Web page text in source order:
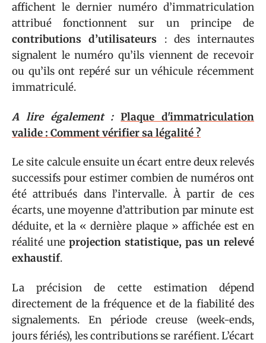
affichent le dernier numéro d’immatriculation
attribué fonctionnent sur un principe de
contributions d’utilisateurs : des internautes
signalent le numéro qu’ils viennent de recevoir
ou qu’ils ont repéré sur un véhicule récemment
immatriculé.
A lire également : Plaque d'immatriculation
valide : Comment vérifier sa légalité ?
Le site calcule ensuite un écart entre deux relevés
successifs pour estimer combien de numéros ont
été attribués dans l’intervalle. À partir de ces
écarts, une moyenne d’attribution par minute est
déduite, et la « dernière plaque » affichée est en
réalité une projection statistique, pas un relevé
exhaustif.
La précision de cette estimation dépend
directement de la fréquence et de la fiabilité des
signalements. En période creuse (week-ends,
jours fériés), les contributions se raréfient. L’écart